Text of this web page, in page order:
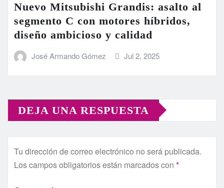
Nuevo Mitsubishi Grandis: asalto al
segmento C con motores híbridos,
diseño ambicioso y calidad
José Armando Gómez Jul 2, 2025
DEJA UNA RESPUESTA
Tu dirección de correo electrónico no será publicada.
Los campos obligatorios están marcados con *